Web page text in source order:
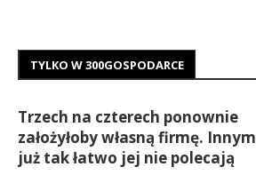
TYLKO W 300GOSPODARCE
Trzech na czterech ponownie
założyłoby własną firmę. Innym
już tak łatwo jej nie polecają